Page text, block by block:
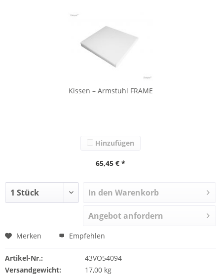
Kissen – Armstuhl FRAME
Hinzufügen
65,45 € *
In den Warenkorb
Angebot anfordern
Merken Empfehlen
Artikel-Nr.:
43VO54094
Versandgewicht:
17,00 kg